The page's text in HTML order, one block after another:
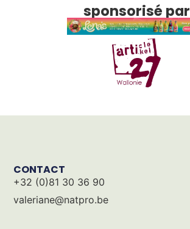
sponsorisé par
CONTACT
+32 (0)81 30 36 90
valeriane@natpro.be